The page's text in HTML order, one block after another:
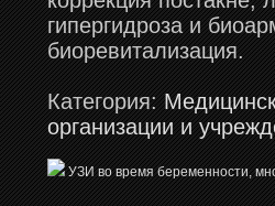
гипергидроза и
биоревитализация.
Категория:
организации и
УЗИ во время беременности,